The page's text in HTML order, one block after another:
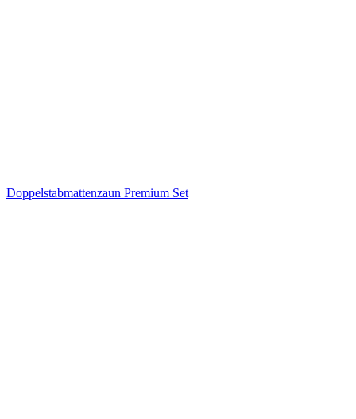
Doppelstabmattenzaun Premium Set